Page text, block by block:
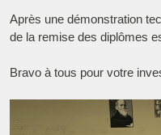
Après une démonstration
de la remise des diplômes
Bravo à tous pour votre